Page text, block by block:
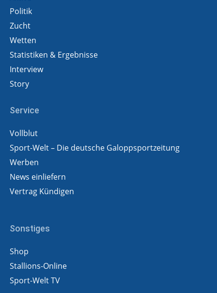
Politik
Zucht
Wetten
Statistiken & Ergebnisse
Interview
Story
Service
Vollblut
Sport-Welt – Die deutsche Galoppsportzeitung
Werben
News einliefern
Vertrag Kündigen
Sonstiges
Shop
Stallions-Online
Sport-Welt TV